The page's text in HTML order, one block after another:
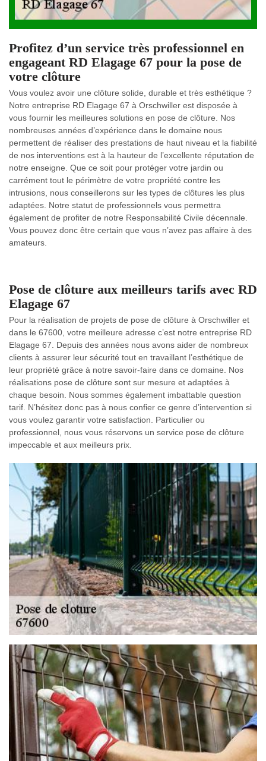
Profitez d’un service très professionnel en
engageant RD Elagage 67 pour la pose de
votre clôture
Vous voulez avoir une clôture solide, durable et très esthétique ?
Notre entreprise RD Elagage 67 à Orschwiller est disposée à
vous fournir les meilleures solutions en pose de clôture. Nos
nombreuses années d’expérience dans le domaine nous
permettent de réaliser des prestations de haut niveau et la fiabilité
de nos interventions est à la hauteur de l’excellente réputation de
notre enseigne. Que ce soit pour protéger votre jardin ou
carrément tout le périmètre de votre propriété contre les
intrusions, nous conseillerons sur les types de clôtures les plus
adaptées. Notre statut de professionnels vous permettra
également de profiter de notre Responsabilité Civile décennale.
Vous pouvez donc être certain que vous n’avez pas affaire à des
amateurs.
Pose de clôture aux meilleurs tarifs avec RD
Elagage 67
Pour la réalisation de projets de pose de clôture à Orschwiller et
dans le 67600, votre meilleure adresse c’est notre entreprise RD
Elagage 67. Depuis des années nous avons aider de nombreux
clients à assurer leur sécurité tout en travaillant l’esthétique de
leur propriété grâce à notre savoir-faire dans ce domaine. Nos
réalisations pose de clôture sont sur mesure et adaptées à
chaque besoin. Nous sommes également imbattable question
tarif. N’hésitez donc pas à nous confier ce genre d’intervention si
vous voulez garantir votre satisfaction. Particulier ou
professionnel, nous vous réservons un service pose de clôture
impeccable et aux meilleurs prix.